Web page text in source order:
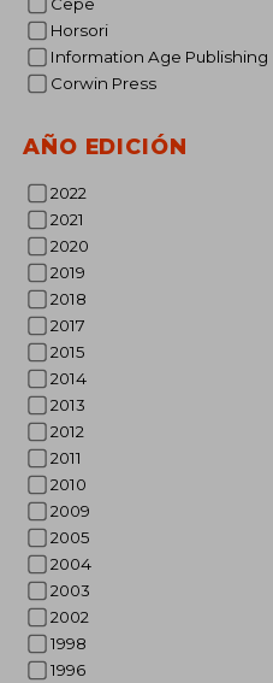
Horsori
Information Age Publishing
Corwin Press
AÑO EDICIÓN
2022
2021
2020
2019
2018
2017
2015
2014
2013
2012
2011
2010
2009
2005
2004
2003
2002
1998
1996